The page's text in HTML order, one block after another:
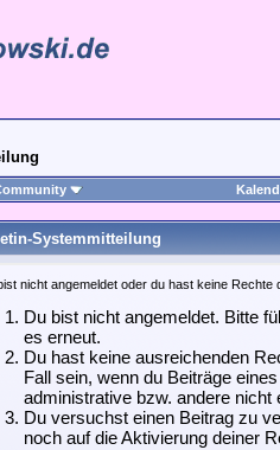
Systemmitteilung
nicht angemeldet oder du hast keine
Du bist nicht angemeldet. Bitte
es erneut.
Du hast keine ausreichenden
Fall sein, wenn du Beiträge
administrative bzw. andere nicht
Du versuchst einen Beitrag zu
noch auf die Aktivierung deiner